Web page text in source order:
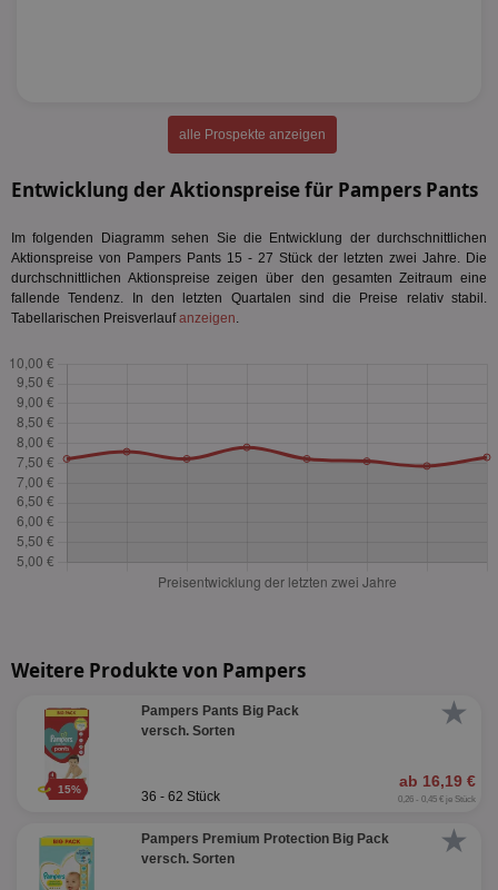
alle Prospekte anzeigen
Entwicklung der Aktionspreise für Pampers Pants
Im folgenden Diagramm sehen Sie die Entwicklung der durchschnittlichen
Aktionspreise von Pampers Pants 15 - 27 Stück der letzten zwei Jahre. Die
durchschnittlichen Aktionspreise zeigen über den gesamten Zeitraum eine
fallende Tendenz. In den letzten Quartalen sind die Preise relativ stabil.
Tabellarischen Preisverlaufanzeigen.
Weitere Produkte von Pampers
★
15%
Pampers Pants Big Pack
versch. Sorten
ab 16,19 €
36 - 62 Stück 0,26 - 0,45 € je Stück
★
Pampers Premium Protection Big Pack
versch. Sorten